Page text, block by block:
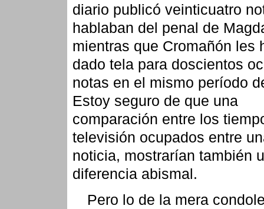
diario publicó veinticuatro
hablaban del penal de
mientras que Cromañón les
dado tela para doscientos
notas en el mismo período
Estoy seguro de que una
comparación entre los
televisión ocupados entre
noticia, mostrarían también
diferencia abismal.
Pero lo de la mera